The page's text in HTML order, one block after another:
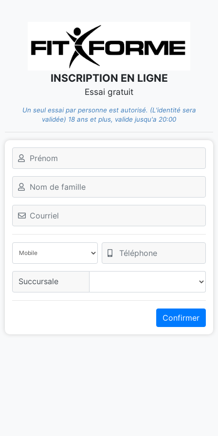
INSCRIPTION EN LIGNE
Essai gratuit
Un seul essai par personne est autorisé. (L'identité sera
validée) 18 ans et plus, valide jusqu'a 20:00
Succursale
Confirmer